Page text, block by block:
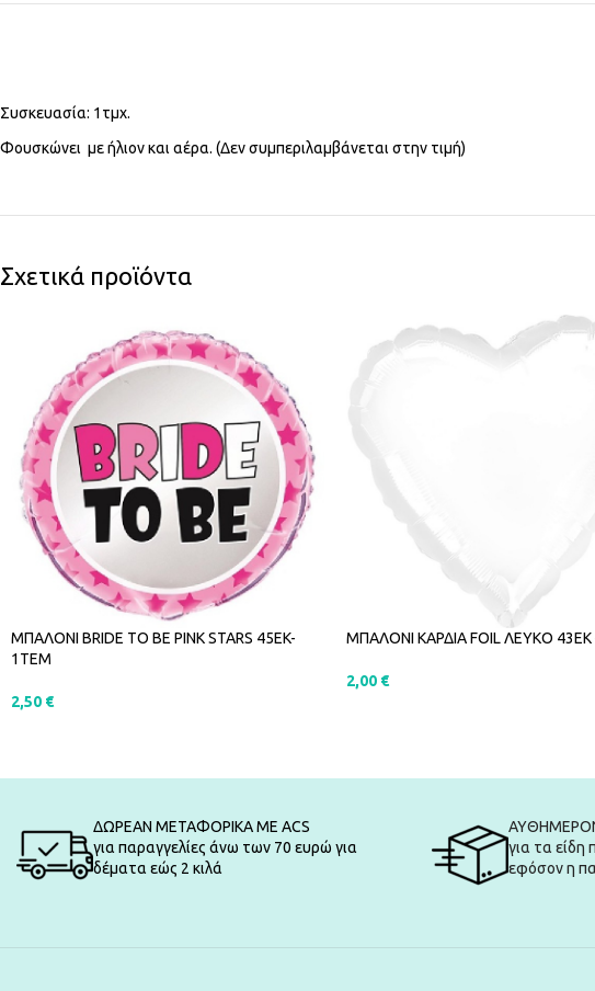
Συσκευασία: 1τμχ.
Φουσκώνει με ήλιον και αέρα. (Δεν συμπεριλαμβάνεται στην τιμή)
Σχετικά προϊόντα
ΜΠΑΛΟΝΙ BRIDE TO BE PINK STARS 45EK-
1ΤΕΜ
2,50 €
ΜΠΑΛΟΝΙ ΚΑΡΔΙΑ FOIL ΛΕΥΚΟ
2,00 €
ΔΩΡΕΑΝ ΜΕΤΑΦΟΡΙΚΑ ΜΕ ACS
για παραγγελίες άνω των 70 ευρώ για
δέματα εώς 2 κιλά
για τα είδη
εφόσον η